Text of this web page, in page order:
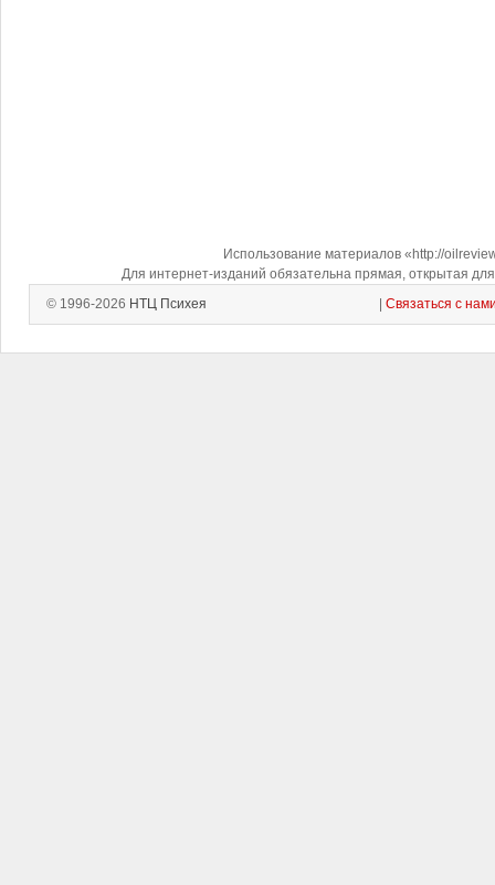
Использование материалов «http://
Для интернет-изданий обязательна прямая, открытая
© 1996-2026 НТЦ Психея Связаться с